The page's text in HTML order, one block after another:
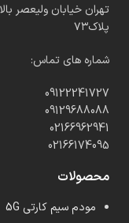
تهران خیابان ولیعصر
پلاک۷۳
شماره های تماس:
09122241727
09129688088
02166962941
02166174095
محصولات
مودم سیم کارتی 5G